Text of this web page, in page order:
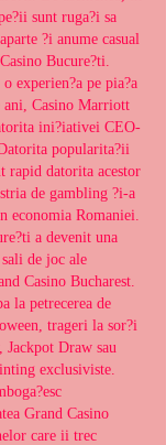
sunt ruga?i sa
?i anume casual
Bucure?ti.
experien?a pe pia?a
ani, Casino Marriott
ini?iativei CEO-
popularita?ii
rapid datorita acestor
de gambling ?i-a
economia Romaniei.
a devenit una
de joc ale
Casino Bucharest.
la petrecerea de
trageri la sor?i
Jackpot Draw sau
exclusiviste.
Grand Casino
care ii trec